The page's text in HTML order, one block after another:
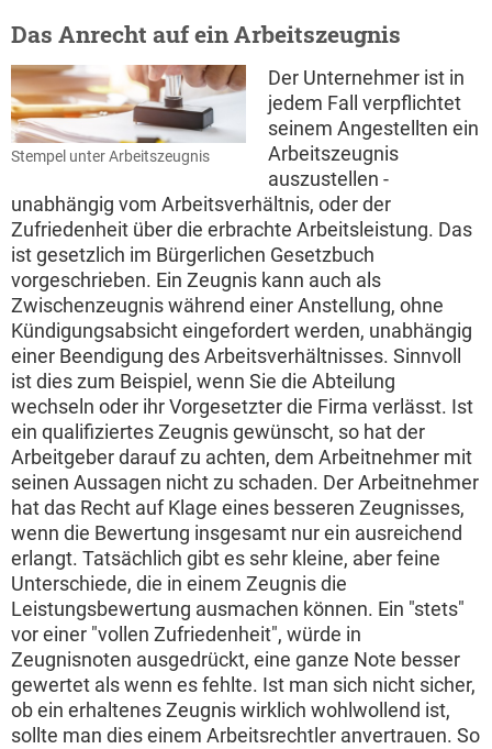
Das Anrecht auf ein Arbeitszeugnis
Stempel unter Arbeitszeugnis
Der Unternehmer ist in
jedem Fall verpflichtet
seinem Angestellten ein
Arbeitszeugnis
auszustellen -
unabhängig vom Arbeitsverhältnis, oder der
Zufriedenheit über die erbrachte Arbeitsleistung. Das
ist gesetzlich im Bürgerlichen Gesetzbuch
vorgeschrieben. Ein Zeugnis kann auch als
Zwischenzeugnis während einer Anstellung, ohne
Kündigungsabsicht eingefordert werden, unabhängig
einer Beendigung des Arbeitsverhältnisses. Sinnvoll
ist dies zum Beispiel, wenn Sie die Abteilung
wechseln oder ihr Vorgesetzter die Firma verlässt. Ist
ein qualifiziertes Zeugnis gewünscht, so hat der
Arbeitgeber darauf zu achten, dem Arbeitnehmer mit
seinen Aussagen nicht zu schaden. Der Arbeitnehmer
hat das Recht auf Klage eines besseren Zeugnisses,
wenn die Bewertung insgesamt nur ein ausreichend
erlangt. Tatsächlich gibt es sehr kleine, aber feine
Unterschiede, die in einem Zeugnis die
Leistungsbewertung ausmachen können. Ein "stets"
vor einer "vollen Zufriedenheit", würde in
Zeugnisnoten ausgedrückt, eine ganze Note besser
gewertet als wenn es fehlte. Ist man sich nicht sicher,
ob ein erhaltenes Zeugnis wirklich wohlwollend ist,
sollte man dies einem Arbeitsrechtler anvertrauen. So